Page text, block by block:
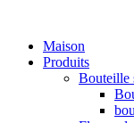
Maison
Produits
Bouteille